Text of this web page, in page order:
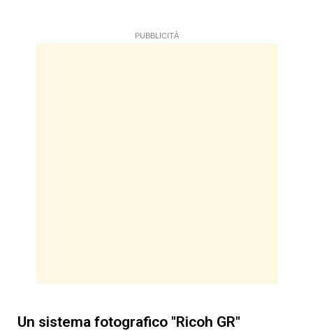
PUBBLICITÀ
Un sistema fotografico "Ricoh GR"